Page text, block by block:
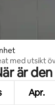
med utsikt
är
Apr.